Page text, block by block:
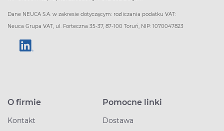
Dane NEUCA S.A. w zakresie dotyczącym: rozliczania podatku VAT:
Neuca Grupa VAT, ul. Forteczna 35-37, 87-100 Toruń, NIP: 1070047823
O firmie
Kontakt
Pomocne linki
Dostawa